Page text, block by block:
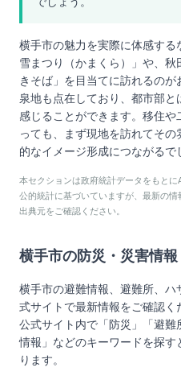
横手市の魅力を実際に体感す
雪まつり（かまくら）」や、
きそば」を目当てに訪れるの
泉地も点在しており、都市部
感じることができます。移住や
っても、まず現地を訪れてそ
的なイメージ形成につながるで
本セクションは政府統計データをもと
公的統計に基づいていますが、最新の
出典元をご確認ください。
横手市の防災・災害情報
横手市の避難情報、避難所、ハ
式サイトで最新情報をご確認く
公式サイト内で「防災」「避
情報」などのキーワードを探
ります。